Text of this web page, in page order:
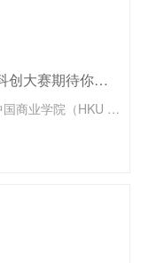
报名通道开启！2026年香港大学国际科创大赛期待你的加入
2026年香港大学国际科创大赛由香港大学中国商业学院（HKU Institute for China Business）与香港大学科创中心（HKU Techno-Entrepreneurship Core）联合主办，政产学研各界协办单位鼎力支持。大赛旨在推动科技创新与产业发展，加强国际间的科技交流与合作，不仅关注科技创新的展示，更注重激发科创成果的转化和应用。